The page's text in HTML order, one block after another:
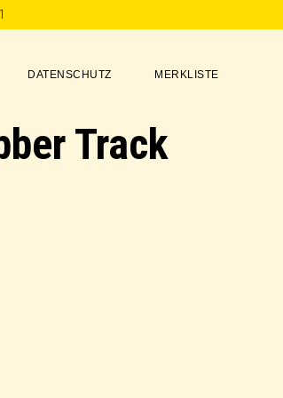
DATENSCHUTZ MERKLISTE
Track